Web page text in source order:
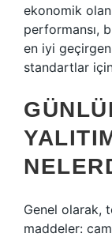
ekonomik
performansı,
en iyi
standartlar
Genel olarak,
maddeler: